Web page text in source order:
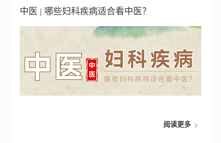
中医 | 哪些妇科疾病适合看中医？
阅读更多